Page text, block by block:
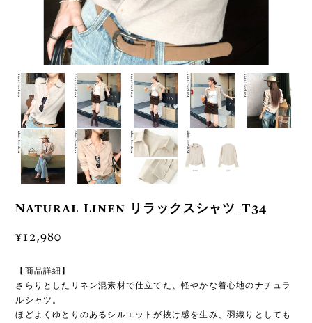
Natural Linen リラックスシャツ_T34
¥12,980
【商品詳細】
さらりとしたリネン混素材で仕立てた、軽やかな着心地のナチュラ
ルシャツ。
ほどよくゆとりのあるシルエットが抜け感を生み、羽織りとしても